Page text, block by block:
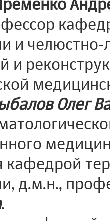
и челюстно-
и
Олег
д.м.н.,
.